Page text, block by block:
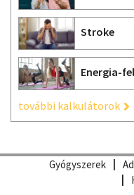
Stroke
Energia-
további kalkulátorok
Gyógyszerek